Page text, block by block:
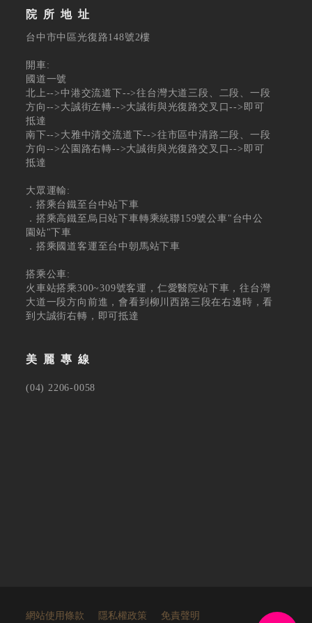
院所地址
台中市中區光復路148號2樓
開車:
國道一號
北上-->中港交流道下-->往台灣大道三段、二段、一段
方向-->大誠街左轉-->大誠街與光復路交叉口-->即可
抵達
南下-->大雅中清交流道下-->往市區中清路二段、一段
方向-->公園路右轉-->大誠街與光復路交叉口-->即可
抵達
大眾運輸:
．搭乘台鐵至台中站下車
．搭乘高鐵至烏日站下車轉乘統聯159號公車"台中公
園站"下車
．搭乘國道客運至台中朝馬站下車
搭乘公車:
火車站搭乘300~309號客運，仁愛醫院站下車，往台灣
大道一段方向前進，會看到柳川西路三段在右邊時，看
到大誠街右轉，即可抵達
美麗專線
(04) 2206-0058
網站使用條款 隱私權政策 免責聲明